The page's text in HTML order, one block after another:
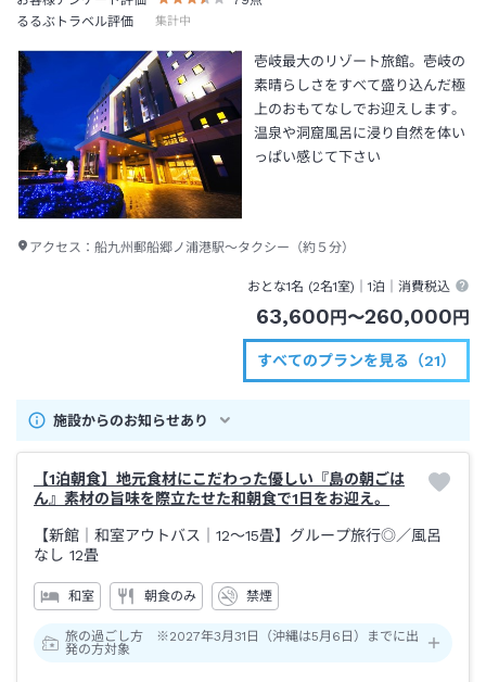
るるぶトラベル評価
集計中
壱岐最大のリゾート旅館。壱岐の
素晴らしさをすべて盛り込んだ極
上のおもてなしでお迎えします。
温泉や洞窟風呂に浸り自然を体い
っぱい感じて下さい
アクセス： 船九州郵船郷ノ浦港駅～タクシー（約５分）
おとな1名 (2名1室)｜1泊 ｜消費税込
63,600 円 〜260,000 円
すべてのプランを見る（21）
施設からのお知らせあり
【1泊朝食】地元食材にこだわった優しい『島の朝ごは
ん』素材の旨味を際立たせた和朝食で1日をお迎え。
【新館｜和室アウトバス｜12～15畳】グループ旅行◎／風呂
なし 12畳
和室 朝食のみ 禁煙
旅の過ごし方 ※2027年3月31日（沖縄は5月6日）までに出
発の方対象